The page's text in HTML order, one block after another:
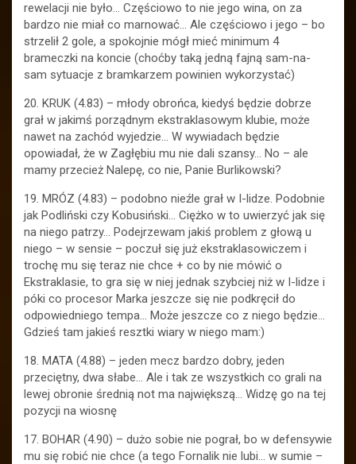
rewelacji nie było… Częściowo to nie jego wina, on za
bardzo nie miał co marnować… Ale częściowo i jego – bo
strzelił 2 gole, a spokojnie mógł mieć minimum 4
brameczki na koncie (choćby taką jedną fajną sam-na-
sam sytuacje z bramkarzem powinien wykorzystać)
20. KRUK (4.83) – młody obrońca, kiedyś będzie dobrze
grał w jakimś porządnym ekstraklasowym klubie, może
nawet na zachód wyjedzie… W wywiadach będzie
opowiadał, że w Zagłębiu mu nie dali szansy… No – ale
mamy przecież Nalepę, co nie, Panie Burlikowski?
19. MRÓZ (4.83) – podobno nieźle grał w I-lidze. Podobnie
jak Podliński czy Kobusiński… Ciężko w to uwierzyć jak się
na niego patrzy… Podejrzewam jakiś problem z głową u
niego – w sensie – poczuł się już ekstraklasowiczem i
trochę mu się teraz nie chce + co by nie mówić o
Ekstraklasie, to gra się w niej jednak szybciej niż w I-lidze i
póki co procesor Marka jeszcze się nie podkręcił do
odpowiedniego tempa… Może jeszcze co z niego będzie…
Gdzieś tam jakieś resztki wiary w niego mam:)
18. MATA (4.88) – jeden mecz bardzo dobry, jeden
przeciętny, dwa słabe… Ale i tak ze wszystkich co grali na
lewej obronie średnią not ma największą… Widzę go na tej
pozycji na wiosnę
17. BOHAR (4.90) – dużo sobie nie pograł, bo w defensywie
mu się robić nie chce (a tego Fornalik nie lubi… w sumie –